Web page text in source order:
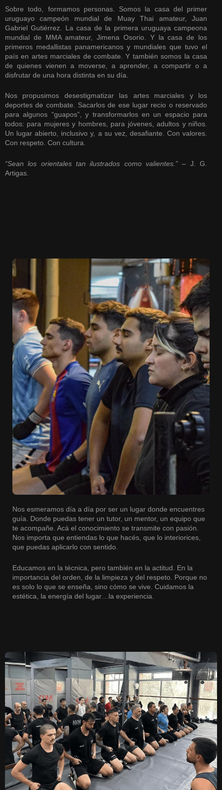
Sobre todo, formamos personas. Somos la casa del primer
uruguayo campeón mundial de Muay Thai amateur, Juan
Gabriel Gutiérrez. La casa de la primera uruguaya campeona
mundial de MMA amateur, Jimena Osorio. Y la casa de los
primeros medallistas panamericanos y mundiales que tuvo el
país en artes marciales de combate. Y también somos la casa
de quienes vienen a moverse, a aprender, a compartir o a
disfrutar de una hora distinta en su día.
Nos propusimos desestigmatizar las artes marciales y los
deportes de combate. Sacarlos de ese lugar recio o reservado
para algunos “guapos”, y transformarlos en un espacio para
todos: para mujeres y hombres, para jóvenes, adultos y niños.
Un lugar abierto, inclusivo y, a su vez, desafiante. Con valores.
Con respeto. Con cultura.
“Sean los orientales tan ilustrados como valientes.”– J. G.
Artigas.
Nos esmeramos día a día por ser un lugar donde encuentres
guía. Donde puedas tener un tutor, un mentor, un equipo que
te acompañe. Acá el conocimiento se transmite con pasión.
Nos importa que entiendas lo que hacés, que lo interiorices,
que puedas aplicarlo con sentido.
Educamos en la técnica, pero también en la actitud. En la
importancia del orden, de la limpieza y del respeto. Porque no
es solo lo que se enseña, sino cómo se vive. Cuidamos la
estética, la energía del lugar…la experiencia.